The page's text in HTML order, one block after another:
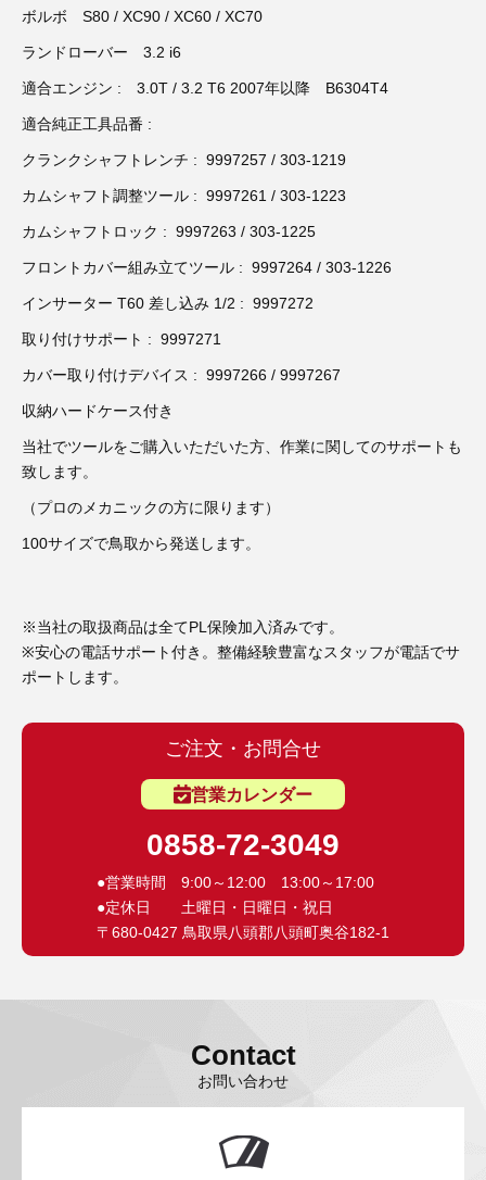
3D プリンターペン（8）
ボルボ S80 / XC90 / XC60 / XC70
ランドローバー 3.2 i6
適合エンジン : 3.0T / 3.2 T6 2007年以降 B6304T4
適合純正工具品番 :
クランクシャフトレンチ : 9997257 / 303-1219
カムシャフト調整ツール : 9997261 / 303-1223
カムシャフトロック : 9997263 / 303-1225
フロントカバー組み立てツール : 9997264 / 303-1226
インサーター T60 差し込み 1/2 : 9997272
取り付けサポート : 9997271
カバー取り付けデバイス : 9997266 / 9997267
収納ハードケース付き
当社でツールをご購入いただいた方、作業に関してのサポートも
致します。
（プロのメカニックの方に限ります）
100サイズで鳥取から発送します。
※当社の取扱商品は全てPL保険加入済みです。
※安心の電話サポート付き。整備経験豊富なスタッフが電話でサ
ポートします。
ご注文・お問合せ
営業カレンダー
0858-72-3049
●営業時間 9:00～12:00 13:00～17:00
●定休日 土曜日・日曜日・祝日
〒680-0427 鳥取県八頭郡八頭町奥谷182-1
Contact
お問い合わせ